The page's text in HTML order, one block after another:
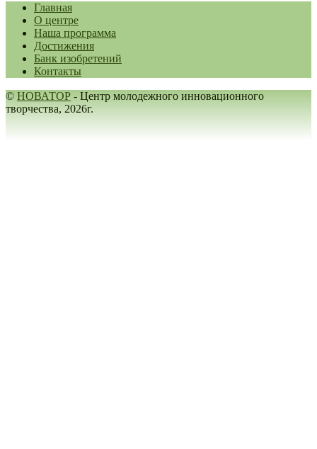
Главная
О центре
Наша программа
Достижения
Банк изобретений
Контакты
© НОВАТОР - Центр молодежного инновационного
творчества, 2026г.